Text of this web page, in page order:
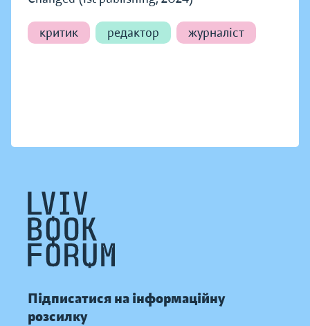
критик редактор журналіст
Підписатися на інформаційну
розсилку